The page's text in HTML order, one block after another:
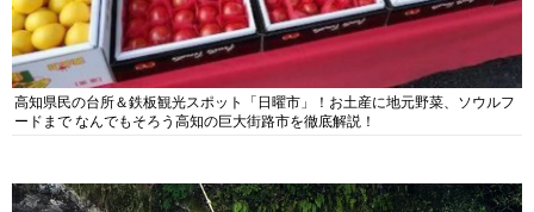
高知県民の台所＆鉄板観光スポット「日曜市」！お土産に地元野菜、ソウルフ
ードまで なんでもそろう高知の巨大街路市を徹底解説！